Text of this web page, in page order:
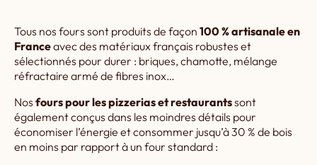
Tous nos fours sont produits de façon 100 % artisanale en
Franceavec des matériaux français robustes et
sélectionnés pour durer : briques, chamotte, mélange
réfractaire armé de fibres inox…
Nos fours pour les pizzerias et restaurantssont
également conçus dans les moindres détails pour
économiser l’énergie et consommer jusqu’à 30 % de bois
en moins par rapport à un four standard :